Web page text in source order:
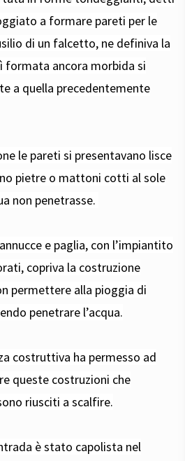
a formare pareti per le
di un falcetto, ne definiva la
formata ancora morbida si
a quella precedentemente
le pareti si presentavano lisce
pietre o mattoni cotti al sole
non penetrasse.
e paglia, con l’impiantito
copriva la costruzione
permettere alla pioggia di
penetrare l’acqua.
costruttiva ha permesso ad
queste costruzioni che
riusciti a scalfire.
è stato capolista nel